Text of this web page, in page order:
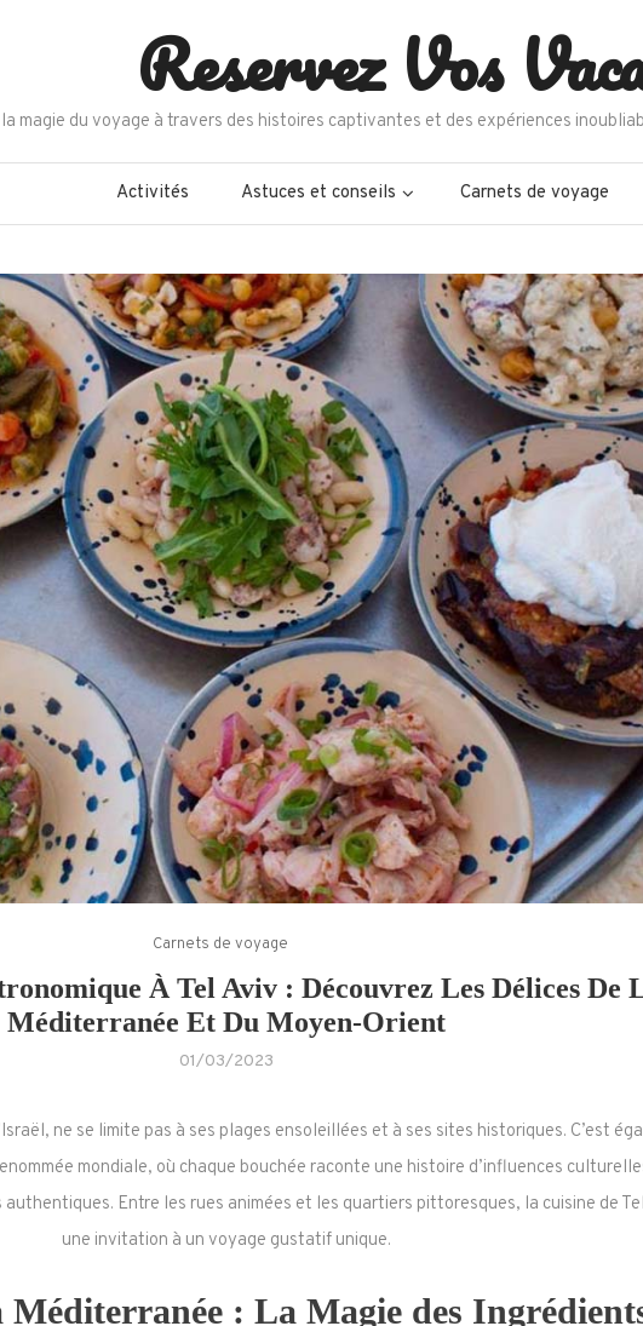
Reservez Vos
magie du voyage à travers des histoires captivantes et des expériences
Activités Astuces et conseils Carnets de voyage
Carnets de voyage
À Tel Aviv : Découvrez Les Délices De
Méditerranée Et Du Moyen-Orient
01/03/2023
ne se limite pas à ses plages ensoleillées et à ses sites historiques. C’est
mondiale, où chaque bouchée raconte une histoire d’influences
Entre les rues animées et les quartiers pittoresques, la cuisine de
une invitation à un voyage gustatif unique.
Méditerranée : La Magie des